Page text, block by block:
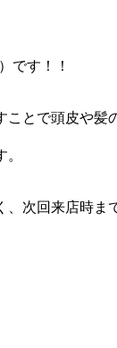
です！！
とで頭皮や
次回来店時ま